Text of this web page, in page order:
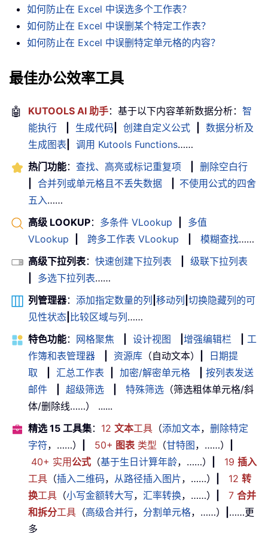
如何防止在 Excel 中误选多个工作表？
如何防止在 Excel 中误删某个特定工作表？
如何防止在 Excel 中误删特定单元格的内容？
最佳办公效率工具
🤖 KUTOOLS AI 助手：基于以下内容革新数据分析： 智
能执行
生成代码 创建自定义公式
数据分析及
生成图表
调用 Kutools Functions……
热门功能： 查找、高亮或标记重复项
删除空白行
合并列或单元格且不丢失数据
不使用公式的四舍
五入……
高级 LOOKUP： 多条件 VLookup
多值
VLookup
跨多工作表 VLookup 模糊查找……
高级下拉列表： 快速创建下拉列表
级联下拉列表
多选下拉列表……
列管理器： 添加指定数量的列 移动列 切换隐藏列的可
见性状态 比较区域与列……
特色功能： 网格聚焦 设计视图 增强编辑栏
工
作簿和表管理器
资源库 （自动文本）
日期提
取
汇总工作表 加密/解密单元格
按列表发送
邮件
超级筛选 特殊筛选 （筛选粗体单元格/斜
体/删除线……） ......
精选 15 工具集： 12 文本工具 （添加文本， 删除特定
字符，……） 50+ 图表 类型 （甘特图，……）
40+ 实用公式 （基于生日计算年龄，……） 19 插入
工具 （插入二维码， 从路径插入图片，……） 12 转
换工具 （小写金额转大写， 汇率转换，……） 7 合并
和拆分工具 （高级合并行， 分割单元格，……）
……更
多